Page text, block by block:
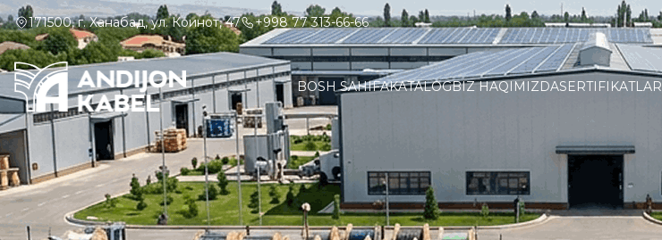
171500, г. Ханабад, ул. Коинот, 47 +998 77 313-66-66
BOSH SAHIFAKATALOGBIZ HAQIMIZDASERTIFIKATLAR